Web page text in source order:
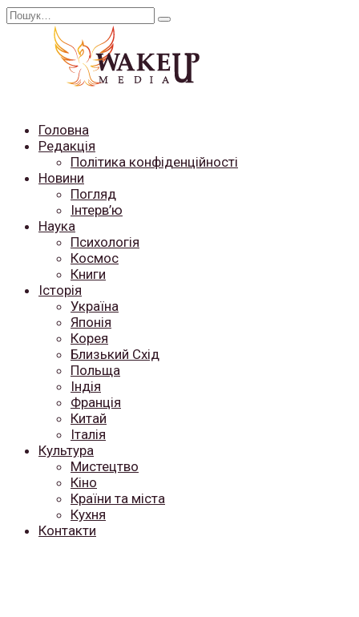
Перейти
Search
Головна
Редакція
Політика конфіденційності
Новини
Погляд
Інтерв’ю
Наука
Психологія
Космос
Книги
Історія
Україна
Японія
Корея
Близький Схід
Польща
Індія
Франція
Китай
Італія
Культура
Мистецтво
Кіно
Країни та міста
Кухня
Контакти